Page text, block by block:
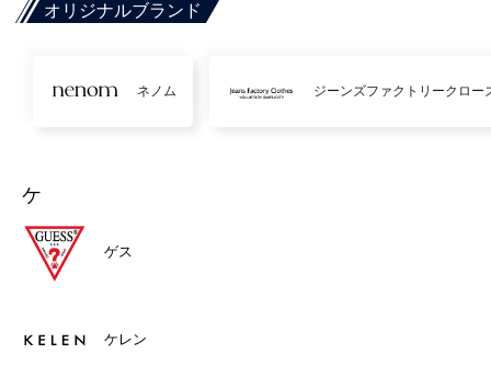
オリジナルブランド
ネノム ジーンズファクトリークロー
ケ
ゲス
ケレン